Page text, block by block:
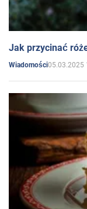
Jak przycinać
Wiadomości05.03.2025